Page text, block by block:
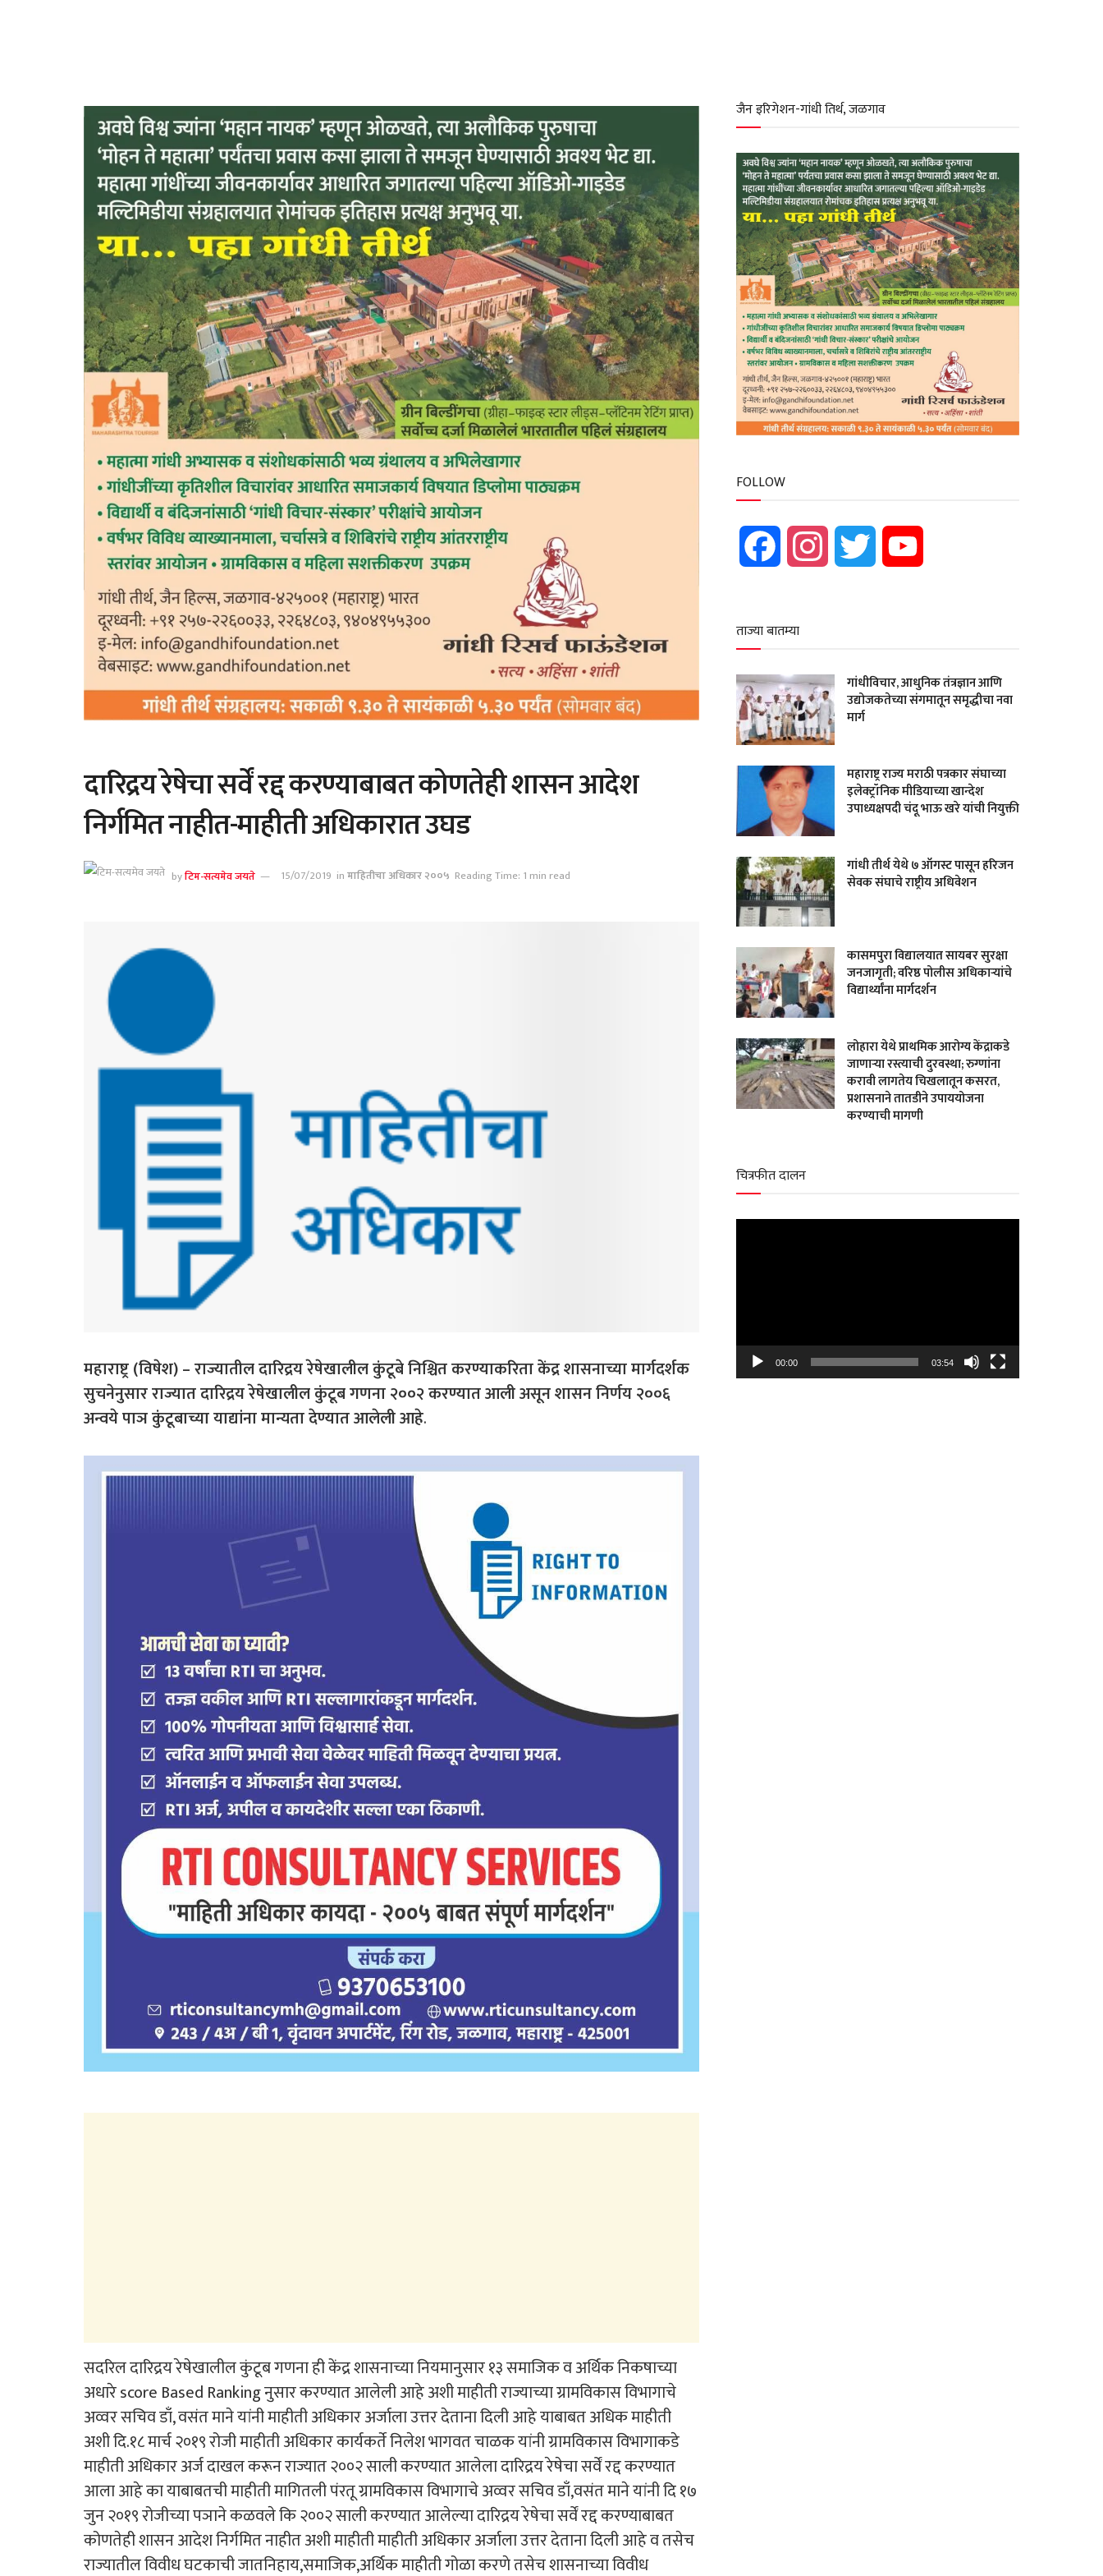
दारिद्रय रेषेचा सर्वें रद्द करण्याबाबत कोणतेही शासन आदेश
निर्गमित नाहीत-माहीती अधिकारात उघड
byटिम-सत्यमेव जयते 15/07/2019 inमाहितीचा अधिकार २००५ Reading Time: 1 min read
महाराष्ट्र (विषेश) – राज्यातील दारिद्रय रेषेखालील कुंटूबे निश्चित करण्याकरिता केंद्र शासनाच्या मार्गदर्शक
सुचनेनुसार राज्यात दारिद्रय रेषेखालील कुंटूब गणना २००२ करण्यात आली असून शासन निर्णय २००६
अन्वये पाञ कुंटूबाच्या याद्यांना मान्यता देण्यात आलेली आहे.
सदरिल दारिद्रय रेषेखालील कुंटूब गणना ही केंद्र शासनाच्या नियमानुसार १३ समाजिक व अर्थिक निकषाच्या
अधारे score Based Ranking नुसार करण्यात आलेली आहे अशी माहीती राज्याच्या ग्रामविकास विभागाचे
अव्वर सचिव डाँ, वसंत माने यांनी माहीती अधिकार अर्जाला उत्तर देताना दिली आहे याबाबत अधिक माहीती
अशी दि.१८ मार्च २०१९ रोजी माहीती अधिकार कार्यकर्ते निलेश भागवत चाळक यांनी ग्रामविकास विभागाकडे
माहीती अधिकार अर्ज दाखल करून राज्यात २००२ साली करण्यात आलेला दारिद्रय रेषेचा सर्वें रद्द करण्यात
आला आहे का याबाबतची माहीती मागितली पंरतू ग्रामविकास विभागाचे अव्वर सचिव डाँ,वसंत माने यांनी दि १७
जुन २०१९ रोजीच्या पञाने कळवले कि २००२ साली करण्यात आलेल्या दारिद्रय रेषेचा सर्वें रद्द करण्याबाबत
कोणतेही शासन आदेश निर्गमित नाहीत अशी माहीती माहीती अधिकार अर्जाला उत्तर देताना दिली आहे व तसेच
राज्यातील विवीध घटकाची जातनिहाय,समाजिक,अर्थिक माहीती गोळा करणे तसेच शासनाच्या विवीध
जैन इरिगेशन-गांधी तिर्थ, जळगाव
FOLLOW
Facebook Instagram Twitter
ताज्या बातम्या
गांधीविचार, आधुनिक तंत्रज्ञान आणि
उद्योजकतेच्या संगमातून समृद्धीचा नवा
मार्ग
महाराष्ट्र राज्य मराठी पत्रकार संघाच्या
इलेक्ट्रॉनिक मीडियाच्या खान्देश
उपाध्यक्षपदी चंदू भाऊ खरे यांची नियुक्ती
गांधी तीर्थ येथे ७ ऑगस्ट पासून हरिजन
सेवक संघाचे राष्ट्रीय अधिवेशन
कासमपुरा विद्यालयात सायबर सुरक्षा
जनजागृती; वरिष्ठ पोलीस अधिकाऱ्यांचे
विद्यार्थ्यांना मार्गदर्शन
लोहारा येथे प्राथमिक आरोग्य केंद्राकडे
जाणाऱ्या रस्त्याची दुरवस्था; रुग्णांना
करावी लागतेय चिखलातून कसरत,
प्रशासनाने तातडीने उपाययोजना
करण्याची मागणी
चित्रफीत दालन
00:00 03:54